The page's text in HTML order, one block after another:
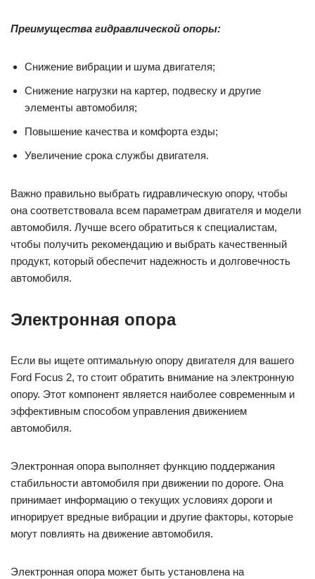
Преимущества гидравлической опоры:
Снижение вибрации и шума двигателя;
Снижение нагрузки на картер, подвеску и другие
элементы автомобиля;
Повышение качества и комфорта езды;
Увеличение срока службы двигателя.
Важно правильно выбрать гидравлическую опору, чтобы
она соответствовала всем параметрам двигателя и модели
автомобиля. Лучше всего обратиться к специалистам,
чтобы получить рекомендацию и выбрать качественный
продукт, который обеспечит надежность и долговечность
автомобиля.
Электронная опора
Если вы ищете оптимальную опору двигателя для вашего
Ford Focus 2, то стоит обратить внимание на электронную
опору. Этот компонент является наиболее современным и
эффективным способом управления движением
автомобиля.
Электронная опора выполняет функцию поддержания
стабильности автомобиля при движении по дороге. Она
принимает информацию о текущих условиях дороги и
игнорирует вредные вибрации и другие факторы, которые
могут повлиять на движение автомобиля.
Электронная опора может быть установлена на